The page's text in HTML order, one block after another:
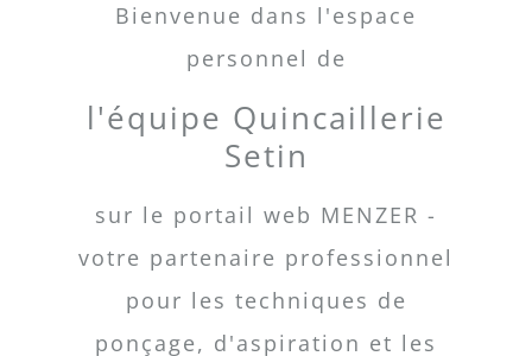
Bienvenue dans l'espace
personnel de
l'équipe Quincaillerie
Setin
sur le portail web MENZER -
votre partenaire professionnel
pour les techniques de
ponçage, d'aspiration et les